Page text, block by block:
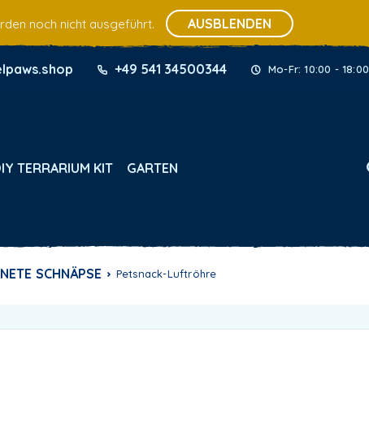
noch nicht ausgeführt. AUSBLENDEN
+49 541 34500344 Mo-Fr: 10:00 - 18:00
TERRARIUM KIT GARTEN
SCHNÄPSE Petsnack-Luftröhre